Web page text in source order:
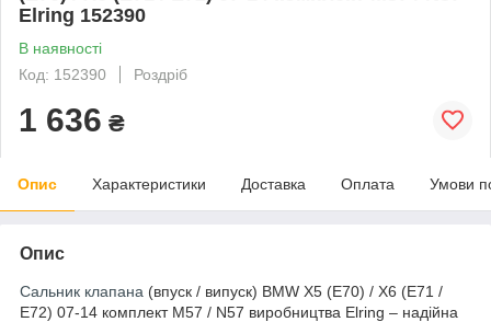
Elring 152390
В наявності
Код: 152390
Роздріб
1 636 ₴
Опис Характеристики Доставка Оплата Умови
Опис
Сальник клапана (впуск / випуск) BMW X5 (E70) / X6 (E71 /
E72) 07-14 комплект M57 / N57 виробництва Elring – надійна